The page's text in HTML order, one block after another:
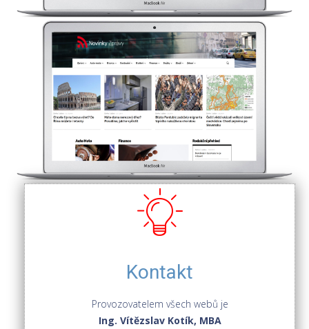
Kontakt
Provozovatelem všech webů je
Ing. Vítězslav Kotík, MBA